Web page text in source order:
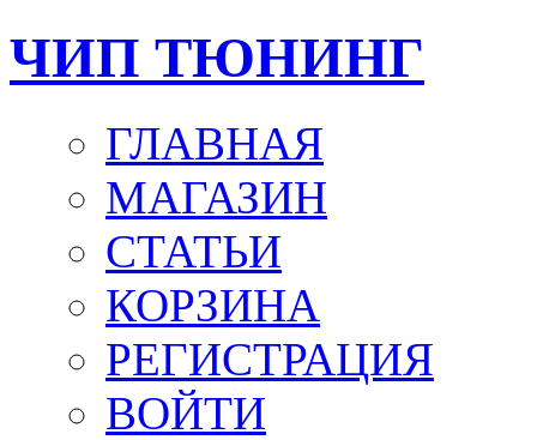
ЧИП ТЮНИНГ
ГЛАВНАЯ
МАГАЗИН
СТАТЬИ
КОРЗИНА
РЕГИСТРАЦИЯ
ВОЙТИ